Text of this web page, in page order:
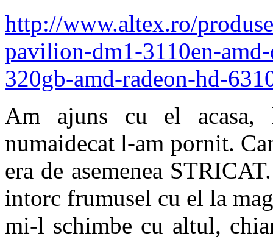
http://www.altex.ro/
pavilion-dm1-3110en-
320gb-amd-radeon-hd-
Am ajuns cu el acasa,
numaidecat l-am pornit.
era de asemenea
intorc frumusel cu el la
mi-l schimbe cu altul,